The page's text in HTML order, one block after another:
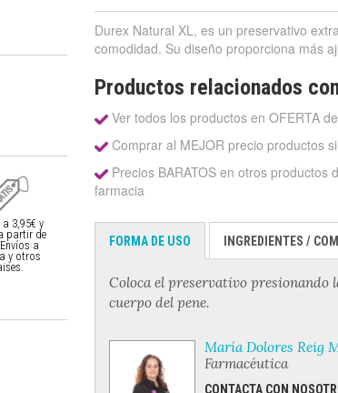
a 3,95€ y
partir de
a
y otros
Durex Natural XL, es un preservativo
comodidad. Su diseño proporciona más
Productos relacionados
Ver todos los productos en OFERTA
Comprar al MEJOR precio productos
Precios BARATOS en otros productos
farmacia
FORMA DE USO INGREDIENTES /
Coloca el preservativo presionando
cuerpo del pene.
María Dolores Reig
Farmacéutica
CONTACTA CON